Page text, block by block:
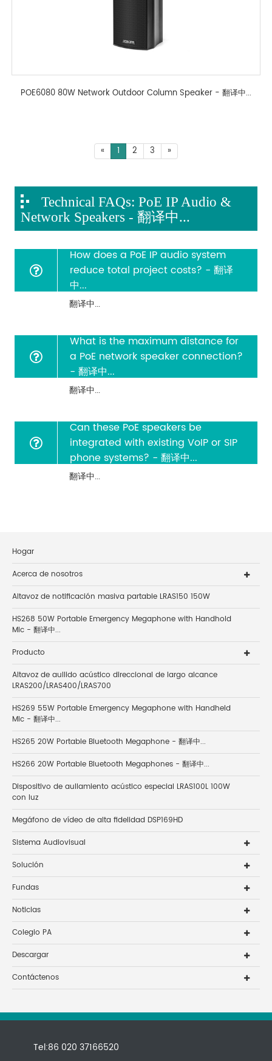
POE6080 80W Network Outdoor Column Speaker - 翻译中...
« 1 2 3 »
Technical FAQs: PoE IP Audio &
Network Speakers - 翻译中...
How does a PoE IP audio system
reduce total project costs? - 翻译
中...
翻译中...
What is the maximum distance for
a PoE network speaker connection?
- 翻译中...
翻译中...
Can these PoE speakers be
integrated with existing VoIP or SIP
phone systems? - 翻译中...
翻译中...
Hogar
Acerca de nosotros
Altavoz de notificación masiva partable LRAS150 150W
HS268 50W Portable Emergency Megaphone with Handhold
Mic - 翻译中...
Producto
Altavoz de aullido acústico direccional de largo alcance
LRAS200/LRAS400/LRAS700
HS269 55W Portable Emergency Megaphone with Handheld
Mic - 翻译中...
HS265 20W Portable Bluetooth Megaphone - 翻译中...
HS266 20W Portable Bluetooth Megaphones - 翻译中...
Dispositivo de aullamiento acústico especial LRAS100L 100W
con luz
Megáfono de vídeo de alta fidelidad DSP169HD
Sistema Audiovisual
Solución
Fundas
Noticias
Colegio PA
Descargar
Contáctenos
Tel:86 020 37166520